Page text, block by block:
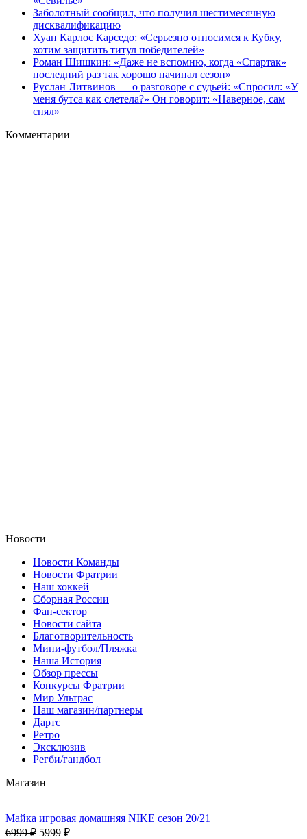
Заболотный сообщил, что получил шестимесячную
дисквалификацию
Хуан Карлос Карседо: «Серьезно относимся к Кубку,
хотим защитить титул победителей»
Роман Шишкин: «Даже не вспомню, когда «Спартак»
последний раз так хорошо начинал сезон»
Руслан Литвинов — о разговоре с судьей: «Спросил: «У
меня бутса как слетела?» Он говорит: «Наверное, сам
снял»
Комментарии
Новости
Новости Команды
Новости Фратрии
Наш хоккей
Сборная России
Фан-cектор
Новости сайта
Благотворительность
Мини-футбол/Пляжка
Наша История
Обзор прессы
Конкурсы Фратрии
Мир Ультрас
Наш магазин/партнеры
Дартс
Ретро
Эксклюзив
Регби/гандбол
Магазин
Майка игровая домашняя NIKE сезон 20/21
6999 ₽ 5999 ₽